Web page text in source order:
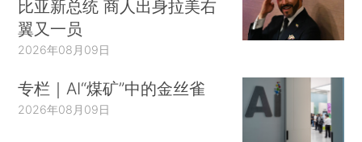
比亚新总统 商人出身拉美右
翼又一员
2026年08月09日
专栏｜AI“煤矿”中的金丝雀
2026年08月09日